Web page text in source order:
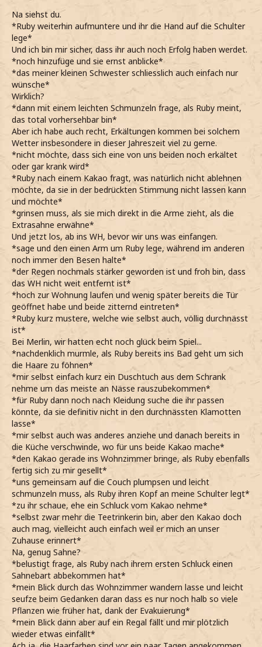
*ZS*
Du bist so vorhersehbar
*Sie aufziehe und sich meine Laune tatsächlich wieder
etwas hebt*
*Meine Augen dann auch groß werden, als sie auch noch
extra Sahne zum Kakao hinzufügt*
Du bist die beste!
*Sie direkt wieder in eine kurze Umarmung ziehe*
*Mich gemeinsam mit ihr direkt auf den Weg ins WH
mache*
*Mir inzwischen auch etwas kalt wird durch den Regen*
*Warte, bis sie die Tür zu ihrer Wohnung aufgeschlossen
hat und mit verschränkten Armen eintrete*
*Inzwischen richtig zu zittern begonnen habe*
*Noch kurz nicke, ehe direkt ins Bad verschwinde*
*Mich aus den nassen Klamotten schäle und den Föhn in
ihren Schränken suche*
*Dann auch schon mit dem Föhnen beginne und Emma
mir kurz trockene Sachen herein reicht*
*Die warme Luft des Föhns nach der Kälte draußen sehr
genieße und erst einige Zeit später in trockenen, deutlich
zu großen Sachen wieder ins Wohnzimmer trete*
*Emma inzwischen zwei Tassen heiße Schokolade
vorbereitet und auf den Couchtisch gestellt hat*
*Schnell zu ihr auf die Couch plumpse, ehe meinen Kopf
an ihre Schulter anlehne*
*Erschöpft erst einmal tief durchatme und merke, wie die
Anspannung von mir abfällt*
Na siehst du.
*Ruby weiterhin aufmuntere und ihr die Hand auf die Schulter
lege*
Und ich bin mir sicher, dass ihr auch noch Erfolg haben werdet.
*noch hinzufüge und sie ernst anblicke*
*das meiner kleinen Schwester schliesslich auch einfach nur
wünsche*
Wirklich?
*dann mit einem leichten Schmunzeln frage, als Ruby meint,
das total vorhersehbar bin*
Aber ich habe auch recht, Erkältungen kommen bei solchem
Wetter insbesondere in dieser Jahreszeit viel zu gerne.
*nicht möchte, dass sich eine von uns beiden noch erkältet
oder gar krank wird*
*Ruby nach einem Kakao fragt, was natürlich nicht ablehnen
möchte, da sie in der bedrückten Stimmung nicht lassen kann
und möchte*
*grinsen muss, als sie mich direkt in die Arme zieht, als die
Extrasahne erwähne*
Und jetzt los, ab ins WH, bevor wir uns was einfangen.
*sage und den einen Arm um Ruby lege, während im anderen
noch immer den Besen halte*
*der Regen nochmals stärker geworden ist und froh bin, dass
das WH nicht weit entfernt ist*
*hoch zur Wohnung laufen und wenig später bereits die Tür
geöffnet habe und beide zitternd eintreten*
*Ruby kurz mustere, welche wie selbst auch, völlig durchnässt
ist*
Bei Merlin, wir hatten echt noch glück beim Spiel...
*nachdenklich murmle, als Ruby bereits ins Bad geht um sich
die Haare zu föhnen*
*mir selbst einfach kurz ein Duschtuch aus dem Schrank
nehme um das meiste an Nässe rauszubekommen*
*für Ruby dann noch nach Kleidung suche die ihr passen
könnte, da sie definitiv nicht in den durchnässten Klamotten
lasse*
*mir selbst auch was anderes anziehe und danach bereits in
die Küche verschwinde, wo für uns beide Kakao mache*
*den Kakao gerade ins Wohnzimmer bringe, als Ruby ebenfalls
fertig sich zu mir gesellt*
*uns gemeinsam auf die Couch plumpsen und leicht
schmunzeln muss, als Ruby ihren Kopf an meine Schulter legt*
*zu ihr schaue, ehe ein Schluck vom Kakao nehme*
*selbst zwar mehr die Teetrinkerin bin, aber den Kakao doch
auch mag, vielleicht auch einfach weil er mich an unser
Zuhause erinnert*
Na, genug Sahne?
*belustigt frage, als Ruby nach ihrem ersten Schluck einen
Sahnebart abbekommen hat*
*mein Blick durch das Wohnzimmer wandern lasse und leicht
seufze beim Gedanken daran dass es nur noch halb so viele
Pflanzen wie früher hat, dank der Evakuierung*
*mein Blick dann aber auf ein Regal fällt und mir plötzlich
wieder etwas einfällt*